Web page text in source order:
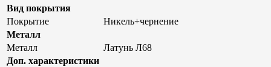
Вид покрытия
Покрытие
Никель+чернение
Металл
Металл
Латунь Л68
Доп. характеристики